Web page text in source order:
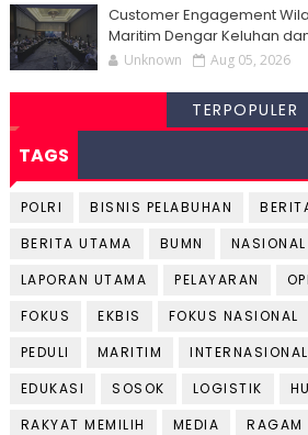
Customer Engagement
Maritim Dengar Keluhan
Unknown Aug 05, 2026
TERPOPULER
TAGS
POLRI BISNIS PELABUHAN
BERITA UTAMA
BUMN NASIONAL
LAPORAN UTAMA
PELAYARAN
FOKUS
EKBIS FOKUS NASIONAL
PEDULI
MARITIM INTERNASIONAL
EDUKASI
SOSOK LOGISTIK
RAKYAT MEMILIH
MEDIA
RAGAM